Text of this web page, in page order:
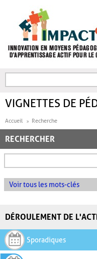
FORMULAIRE DE
VIGNETTES DE
Accueil Recherche
RECHERCHER
Voir tous les mots-clés
DÉROULEMENT DE
Sporadiques